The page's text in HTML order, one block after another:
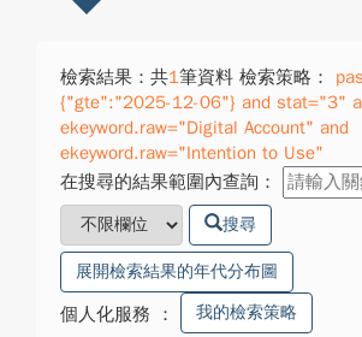
檢索結果：共1筆資料 檢索策略：
{"gte":"2025-12-06"} and stat="3"
ekeyword.raw="Digital Account" and
ekeyword.raw="Intention to Use"
在搜尋的結果範圍內查詢：
搜尋
展開檢索結果的年代分布圖
個人化服務 ： 我的檢索策略